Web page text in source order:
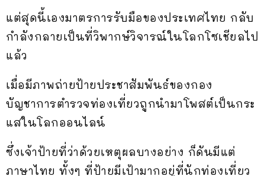
แต่สุดนี้เองมาตรการรับมือของประเทศไทย กลับ
กำลังกลายเป็นที่วิพากษ์วิจารณ์ในโลกโซเชียลไป
แล้ว
เมื่อมีภาพถ่ายป้ายประชาสัมพันธ์ของกอง
บัญชาการตำรวจท่องเที่ยวถูกนำมาโพสต์เป็นกระ
แสในโลกออนไลน์
ซึ่งเจ้าป้ายที่ว่าด้วยเหตุผลบางอย่าง ก็ดันมีแต่
ภาษาไทย ทั้งๆ ที่ป้ายมีเป้ามากอยู่ที่นักท่องเที่ยว